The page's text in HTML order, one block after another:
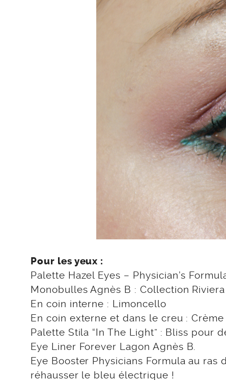
Pour les yeux :
Palette Hazel Eyes – Physician’s
Monobulles Agnès B : Collection
En coin interne : Limoncello
En coin externe et dans le creu : Crème
Palette Stila “In The Light” : Bliss pour
Eye Liner Forever Lagon Agnès B.
Eye Booster Physicians Formula au
réhausser le bleu électrique !